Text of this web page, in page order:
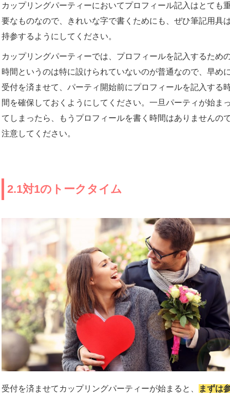
カップリングパーティーにおいてプロフィール記入はとても
要なものなので、きれいな字で書くためにも、ぜひ筆記用具
持参するようにしてください。
カップリングパーティーでは、プロフィールを記入するため
時間というのは特に設けられていないのが普通なので、早め
受付を済ませて、パーティ開始前にプロフィールを記入する
間を確保しておくようにしてください。一旦パーティが始ま
てしまったら、もうプロフィールを書く時間はありませんの
注意してください。
2.1対1のトークタイム
受付を済ませてカップリングパーティーが始まると、
まずは